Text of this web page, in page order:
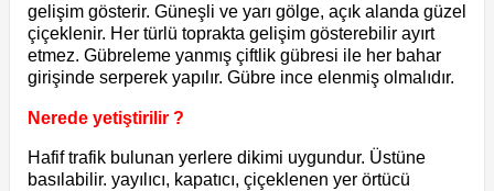
gelişim gösterir. Güneşli ve yarı gölge, açık alanda güzel
çiçeklenir. Her türlü toprakta gelişim gösterebilir ayırt
etmez. Gübreleme yanmış çiftlik gübresi ile her bahar
girişinde serperek yapılır. Gübre ince elenmiş olmalıdır.
Nerede yetiştirilir ?
Hafif trafik bulunan yerlere dikimi uygundur. Üstüne
basılabilir. yayılıcı, kapatıcı, çiçeklenen yer örtücü